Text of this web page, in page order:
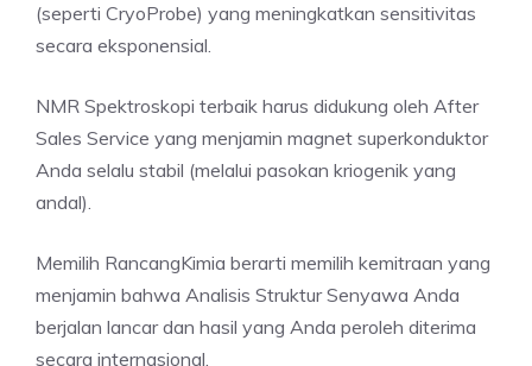
(seperti CryoProbe) yang meningkatkan sensitivitas
secara eksponensial.
NMR Spektroskopi terbaik harus didukung oleh After
Sales Service yang menjamin magnet superkonduktor
Anda selalu stabil (melalui pasokan kriogenik yang
andal).
Memilih RancangKimia berarti memilih kemitraan yang
menjamin bahwa Analisis Struktur Senyawa Anda
berjalan lancar dan hasil yang Anda peroleh diterima
secara internasional.